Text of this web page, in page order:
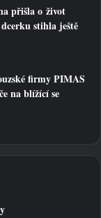
přišla o život
stihla ještě
firmy PIMAS
na blížící se